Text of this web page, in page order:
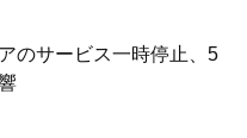
のサービス一時停止、5